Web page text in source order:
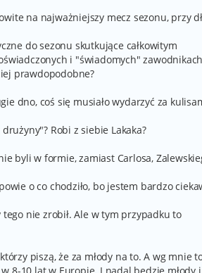
na najważniejszy mecz sezonu, przy
do sezonu skutkujące całkowitym
i "świadomych"
prawdopodobne?
dno, coś się musiało wydarzyć za
Robi z siebie Lakaka?
byli w formie, zamiast Carlosa,
o co chodziło, bo jestem bardzo
nie zrobił. Ale w tym przypadku to
piszą, że za młody na to. A wg mnie